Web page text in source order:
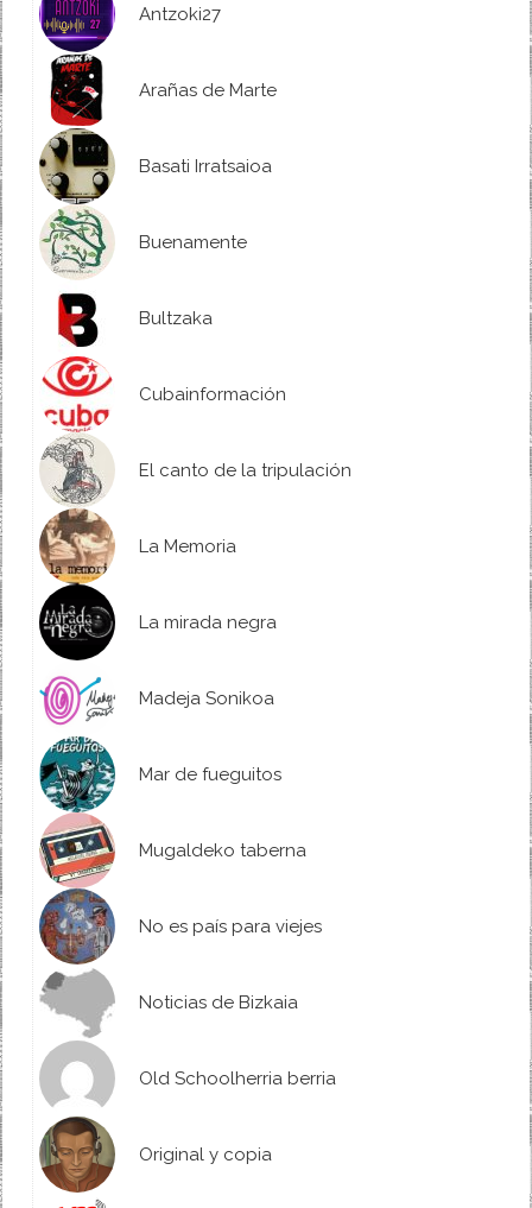
Antzoki27
Arañas de Marte
Basati Irratsaioa
Buenamente
Bultzaka
Cubainformación
El canto de la tripulación
La Memoria
La mirada negra
Madeja Sonikoa
Mar de fueguitos
Mugaldeko taberna
No es país para viejes
Noticias de Bizkaia
Old Schoolherria berria
Original y copia